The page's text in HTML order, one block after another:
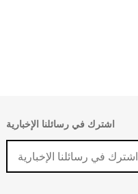
اشترك في رسائلنا الإخبارية